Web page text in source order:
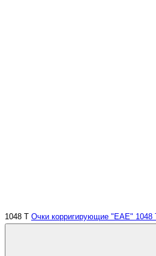
1048 Т Очки корригирующие "EAE" 1048 Т